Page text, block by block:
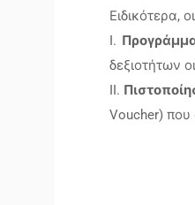
Ειδικότερα,
I.
δεξιοτήτων
II.
Voucher)